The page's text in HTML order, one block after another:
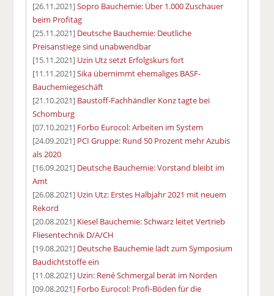
[26.11.2021]Sopro Bauchemie: Über 1.000 Zuschauer
beim Profitag
[25.11.2021] Deutsche Bauchemie: Deutliche
Preisanstiege sind unabwendbar
[15.11.2021] Uzin Utz setzt Erfolgskurs fort
[11.11.2021]Sika übernimmt ehemaliges BASF-
Bauchemiegeschäft
[21.10.2021] Baustoff-Fachhändler Konz tagte bei
Schomburg
[07.10.2021] Forbo Eurocol: Arbeiten im System
[24.09.2021] PCI Gruppe: Rund 50 Prozent mehr Azubis
als 2020
[16.09.2021] Deutsche Bauchemie: Vorstand bleibt im
Amt
[26.08.2021] Uzin Utz: Erstes Halbjahr 2021 mit neuem
Rekord
[20.08.2021] Kiesel Bauchemie: Schwarz leitet Vertrieb
Fliesentechnik D/A/CH
[19.08.2021] Deutsche Bauchemie lädt zum Symposium
Baudichtstoffe ein
[11.08.2021] Uzin: René Schmergal berät im Norden
[09.08.2021] Forbo Eurocol: Profi-Böden für die